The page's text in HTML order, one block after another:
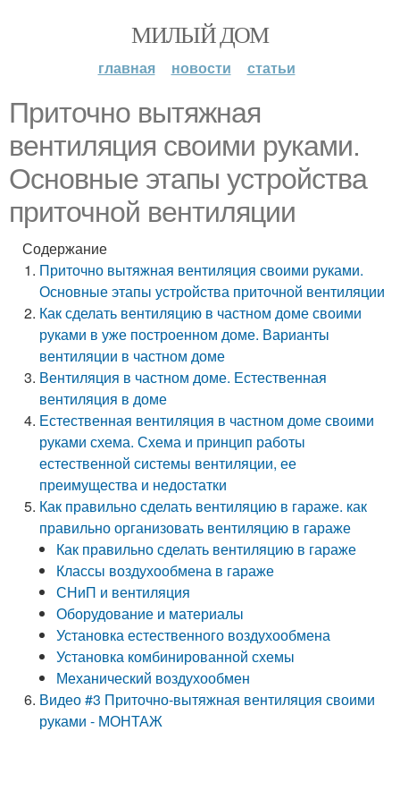
МИЛЫЙ ДОМ
главная новости статьи
Приточно вытяжная
вентиляция своими руками.
Основные этапы устройства
приточной вентиляции
Содержание
Приточно вытяжная вентиляция своими руками.
Основные этапы устройства приточной вентиляции
Как сделать вентиляцию в частном доме своими
руками в уже построенном доме. Варианты
вентиляции в частном доме
Вентиляция в частном доме. Естественная
вентиляция в доме
Естественная вентиляция в частном доме своими
руками схема. Схема и принцип работы
естественной системы вентиляции, ее
преимущества и недостатки
Как правильно сделать вентиляцию в гараже. как
правильно организовать вентиляцию в гараже
Как правильно сделать вентиляцию в гараже
Классы воздухообмена в гараже
СНиП и вентиляция
Оборудование и материалы
Установка естественного воздухообмена
Установка комбинированной схемы
Механический воздухообмен
Видео #3 Приточно-вытяжная вентиляция своими
руками - МОНТАЖ